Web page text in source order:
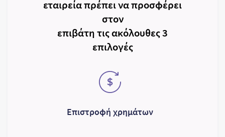
εταιρεία πρέπει να προσφέρει
στον
επιβάτη τις ακόλουθες 3
επιλογές
Επιστροφή χρημάτων